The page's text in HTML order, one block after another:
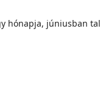
júniusban